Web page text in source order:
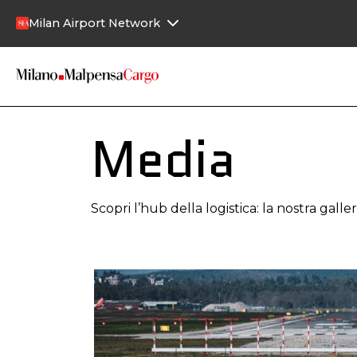
Milan Airport Network
Media
Scopri l’hub della logistica: la nostra